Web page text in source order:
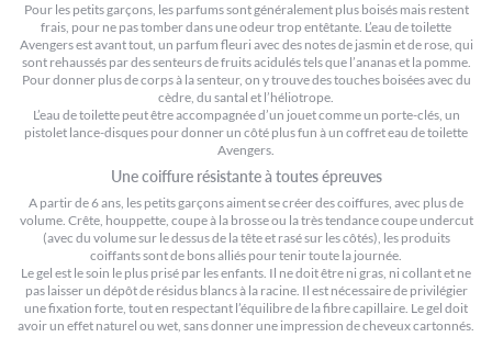
Pour les petits garçons, les parfums sont généralement plus boisés mais restent
frais, pour ne pas tomber dans une odeur trop entêtante. L’eau de toilette
Avengers est avant tout, un parfum fleuri avec des notes de jasmin et de rose, qui
sont rehaussés par des senteurs de fruits acidulés tels que l’ananas et la pomme.
Pour donner plus de corps à la senteur, on y trouve des touches boisées avec du
cèdre, du santal et l’héliotrope.
L’eau de toilette peut être accompagnée d’un jouet comme un porte-clés, un
pistolet lance-disques pour donner un côté plus fun à un coffret eau de toilette
Avengers.
Une coiffure résistante à toutes épreuves
A partir de 6 ans, les petits garçons aiment se créer des coiffures, avec plus de
volume. Crête, houppette, coupe à la brosse ou la très tendance coupe undercut
(avec du volume sur le dessus de la tête et rasé sur les côtés), les produits
coiffants sont de bons alliés pour tenir toute la journée.
Le gel est le soin le plus prisé par les enfants. Il ne doit être ni gras, ni collant et ne
pas laisser un dépôt de résidus blancs à la racine. Il est nécessaire de privilégier
une fixation forte, tout en respectant l’équilibre de la fibre capillaire. Le gel doit
avoir un effet naturel ou wet, sans donner une impression de cheveux cartonnés.